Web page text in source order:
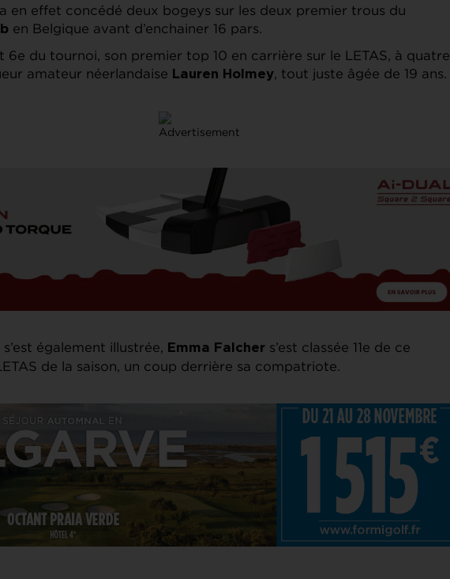
en effet concédé deux bogeys sur les deux premier trous du
en Belgique avant d’enchainer 16 pars.
6e du tournoi, son premier top 10 en carrière sur le LETAS, à quatre
amateur néerlandaise Lauren Holmey, tout juste âgée de 19 ans.
également illustrée, Emma Falcher s’est classée 11e de ce
de la saison, un coup derrière sa compatriote.